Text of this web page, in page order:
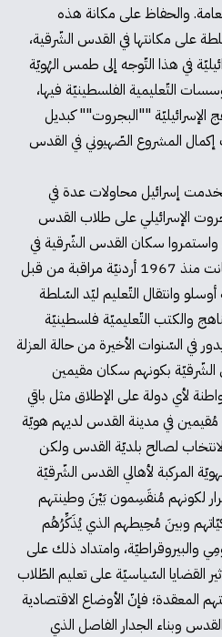
والحفاظ على مكانة هذه
على مكانتها في القدس الشّرقية،
في هذا التّوجه إلى طمس الهُويّة
التّعليمية الفلسطينيّة فيها،
الإسرائيليّة ""البجروت"" كبديل
إكمال المشروع الصّهيوني في القدس
إسرائيل محاولات عدة في
الإسرائيلي على طلاب القدس
سكان القدس الشّرقية في
تعليم المناهج الفلسطينيّة التي كانت منذ 1967 أردنيّة مراقبة من قبل
أوسلو وانتقال التّعليم ليّد السّلطة
والكتب التّعليميّة فلسطينيّة
منذ عام 2000. ما يدور في السّنوات الأخيرة من حالة العزلة
الشّرقيّة بكونهم سكان مقيمين
لأي دولة على الإطلاق مثل باقي
مُقيمين في مدينة القدس لديهم هويّة
لصالح بلديّة القدس ولكن
المركبة لأهالي القدس الشّرقيّة
لكونهم مُنقَسِمون بَيْنَ وطينتهم
وبينَ مُحِيطهم الذي يُذَكِّرُهُم
والبيروقراطيّة، وامتداد ذلك على
القضايا السّياسيّة على تعليم الطّلاب
المعقدة؛ فإنّ الأوضاع الاقتصادية
وبناء الجدار الفاصل الذي